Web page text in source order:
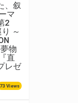
、叙
マ
2
～
物
直
レゼ
73 Views